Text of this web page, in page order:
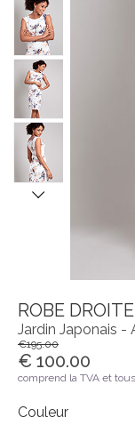
ROBE
Jardin Japonais -
€195.00
€ 100.00
comprend la TVA et
Couleur